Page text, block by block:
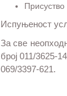
Испуњеност
За све
број 011/3625-
069/3397-621.